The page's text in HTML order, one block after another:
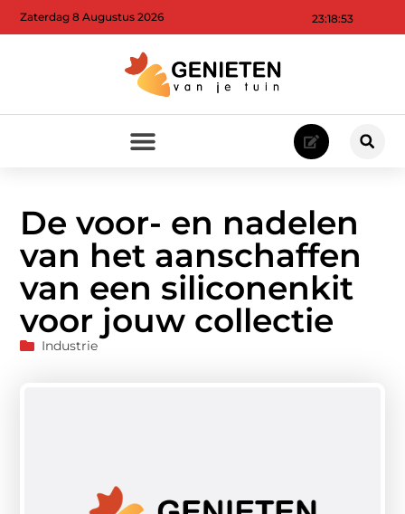
23:18:53
Zaterdag 8 Augustus 2026
De voor- en nadelen
van het aanschaffen
van een siliconenkit
voor jouw collectie
Industrie